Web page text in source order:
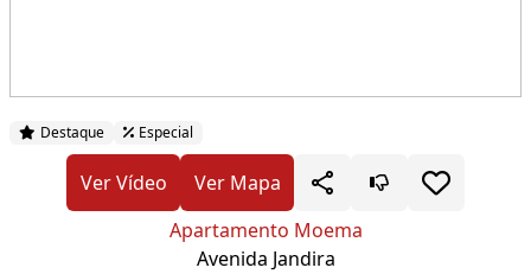
Destaque Especial
Ver Vídeo
Ver Mapa
Apartamento Moema
Avenida Jandira